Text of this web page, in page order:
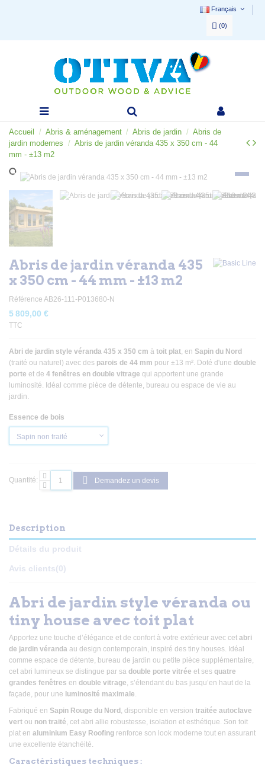
Français
(0)
Accueil Abris & aménagement Abris de jardin
Abris de
jardin modernes
Abris de jardin véranda 435 x 350 cm - 44
mm - ±13 m2
Abris de jardin véranda 435
x 350 cm - 44 mm - ±13 m2
Référence AB26-111-P013680-N
5 809,00 €
TTC
Abri de jardin style véranda 435 x 350 cm à toit plat, en Sapin du Nord
(traité ou naturel) avec des parois de 44 mm pour ±13 m². Doté d'une double
porte et de 4 fenêtres en double vitrage qui apportent une grande
luminosité. Idéal comme pièce de détente, bureau ou espace de vie au
jardin.
Essence de bois
Quantité: Demandez un devis
Description
Détails du produit
Avis clients(0)
Abri de jardin style véranda ou
tiny house avec toit plat
Apportez une touche d’élégance et de confort à votre extérieur avec cet abri
de jardin véranda au design contemporain, inspiré des tiny houses. Idéal
comme espace de détente, bureau de jardin ou petite pièce supplémentaire,
cet abri lumineux se distingue par sa double porte vitrée et ses quatre
grandes fenêtres en double vitrage , s’étendant du bas jusqu’en haut de la
façade, pour une luminosité maximale
Fabriqué en Sapin Rouge du Nord , disponible en version traitée autoclave
vert ou non traité, cet abri allie robustesse, isolation et esthétique. Son toit
plat en aluminium Easy Roofing renforce son look moderne tout en assurant
une excellente étanchéité.
Caractéristiques techniques :